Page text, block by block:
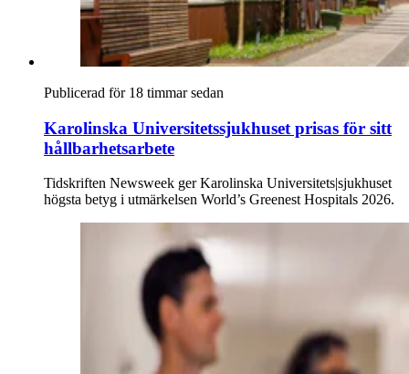
Publicerad för 18 timmar sedan
Karolinska Universitetssjukhuset prisas för sitt
hållbarhetsarbete
Tidskriften Newsweek ger Karolinska Universitets|sjukhuset
högsta betyg i utmärkelsen World’s Greenest Hospitals 2026.